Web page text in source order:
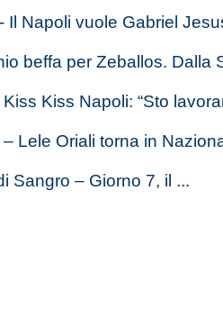
Il Napoli vuole Gabriel
beffa per Zeballos. Dalla
Kiss Napoli: “Sto
Lele Oriali torna in
Sangro – Giorno 7, il ...